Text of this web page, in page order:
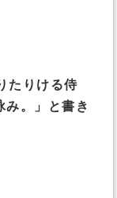
たりける侍
み。」と書き